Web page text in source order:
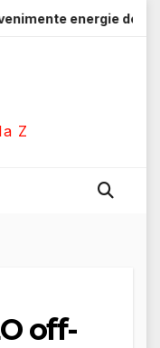
despre soluții cu
Z
off-